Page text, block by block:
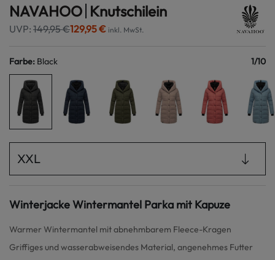
NAVAHOO Knutschilein
UVP: 149,95 €129,95 € inkl. MwSt.
Farbe: Black 1/10
XXL
Winterjacke Wintermantel Parka mit Kapuze
Warmer Wintermantel mit abnehmbarem Fleece-Kragen
Griffiges und wasserabweisendes Material, angenehmes Futter